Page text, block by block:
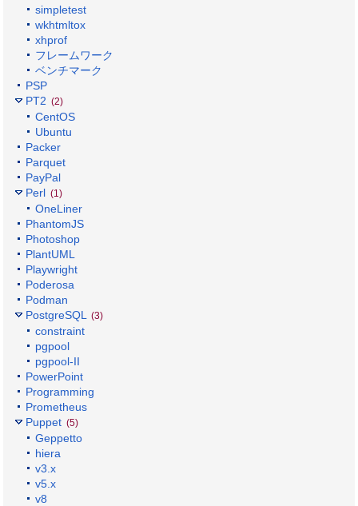
simpletest
wkhtmltox
xhprof
フレームワーク
ベンチマーク
PSP
PT2 (2)
CentOS
Ubuntu
Packer
Parquet
PayPal
Perl (1)
OneLiner
PhantomJS
Photoshop
PlantUML
Playwright
Poderosa
Podman
PostgreSQL
(3)
constraint
pgpool
pgpool-II
PowerPoint
Programming
Prometheus
Puppet (5)
Geppetto
hiera
v3.x
v5.x
v8